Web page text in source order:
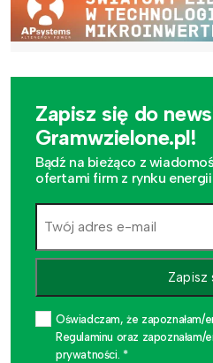
Zapisz się do
Gramwzielone.pl!
Bądź na bieżąco z
ofertami firm z rynku
Zapisz
Oświadczam, że zapoznałam/
Regulaminu oraz zapoznałam/
prywatności. *